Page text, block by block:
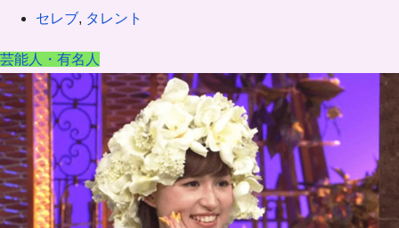
セレブ, タレント
芸能人・有名人